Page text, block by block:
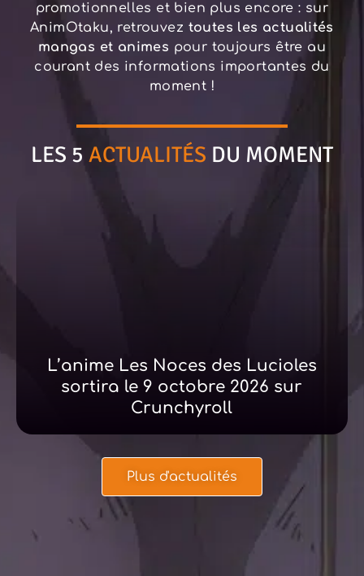
promotionnelles et bien plus encore : sur
AnimOtaku, retrouvez toutes les actualités
mangas et animes pour toujours être au
courant des informations importantes du
moment !
LES 5 ACTUALITÉS DU MOMENT
L’anime Les Noces des Lucioles
sortira le 9 octobre 2026 sur
Crunchyroll
Plus d'actualités